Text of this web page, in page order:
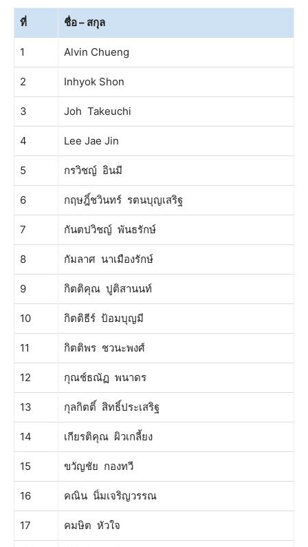
ที่ ชื่อ – สกุล
1 Alvin Chueng
2 Inhyok Shon
3 Joh Takeuchi
4 Lee Jae Jin
5 กรวิชญ์ อินมี
6 กฤษฎิ์ชวินทร์ รตนบุญเสริฐ
7 กันตปวิชญ์ พันธรักษ์
8 กัมลาศ นาเมืองรักษ์
9 กิตติคุณ ปูติสานนท์
10 กิตติธีร์ ป้อมบุญมี
11 กิตติพร ชวนะพงศ์
12 กุณช์ธณัฏ พนาดร
13 กุลกิตติ์ สิทธิ์ประเสริฐ
14 เกียรติคุณ ผิวเกลี้ยง
15 ขวัญชัย กองทวี
16 คณิน นิ่มเจริญวรรณ
17 คมษิต หัวใจ